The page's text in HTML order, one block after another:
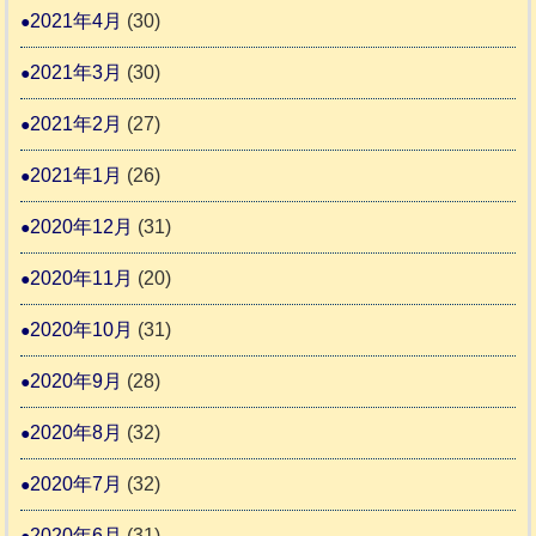
2021年4月 (30)
2021年3月 (30)
2021年2月 (27)
2021年1月 (26)
2020年12月 (31)
2020年11月 (20)
2020年10月 (31)
2020年9月 (28)
2020年8月 (32)
2020年7月 (32)